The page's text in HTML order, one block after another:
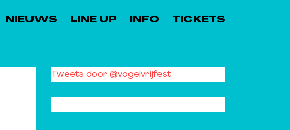
NIEUWS LINE UP INFO TICKETS
Tweets door @vogelvrijfest